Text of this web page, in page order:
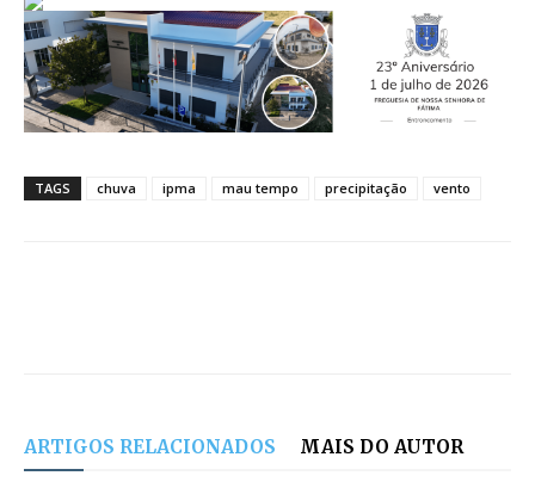
TAGS chuva ipma mau tempo precipitação vento
ARTIGOS RELACIONADOS MAIS DO AUTOR